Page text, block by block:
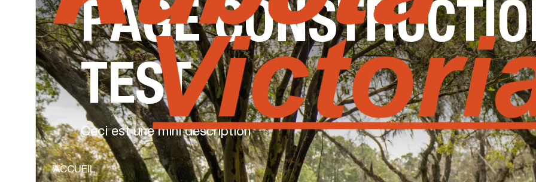
ACCUEIL
PAGE
TEST
Ceci est une mini description